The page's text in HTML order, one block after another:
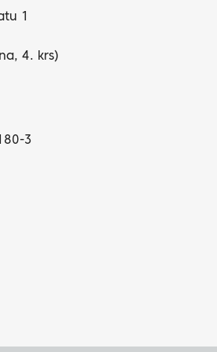
1
4. krs)
3